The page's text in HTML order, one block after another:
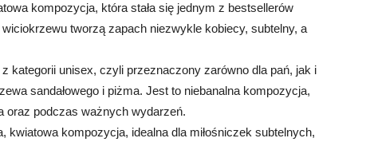
kompozycja, która stała się jednym z bestsellerów
tworzą zapach niezwykle kobiecy, subtelny, a
kategorii unisex, czyli przeznaczony zarówno dla pań, jak i
sandałowego i piżma. Jest to niebanalna kompozycja,
oraz podczas ważnych wydarzeń.
kwiatowa kompozycja, idealna dla miłośniczek subtelnych,